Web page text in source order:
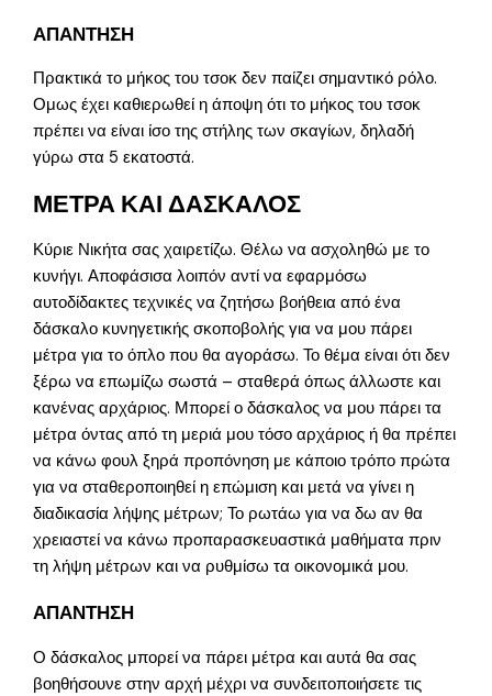
ΑΠΑΝΤΗΣΗ
Πρακτικά το μήκος του τσοκ δεν παίζει σημαντικό ρόλο.
Ομως έχει καθιερωθεί η άποψη ότι το μήκος του τσοκ
πρέπει να είναι ίσο της στήλης των σκαγίων, δηλαδή
γύρω στα 5 εκατοστά.
ΜΕΤΡΑ ΚΑΙ ΔΑΣΚΑΛΟΣ
Κύριε Νικήτα σας χαιρετίζω. Θέλω να ασχοληθώ με το
κυνήγι. Αποφάσισα λοιπόν αντί να εφαρμόσω
αυτοδίδακτες τεχνικές να ζητήσω βοήθεια από ένα
δάσκαλο κυνηγετικής σκοποβολής για να μου πάρει
μέτρα για το όπλο που θα αγοράσω. Το θέμα είναι ότι δεν
ξέρω να επωμίζω σωστά – σταθερά όπως άλλωστε και
κανένας αρχάριος. Μπορεί ο δάσκαλος να μου πάρει τα
μέτρα όντας από τη μεριά μου τόσο αρχάριος ή θα πρέπει
να κάνω φουλ ξηρά προπόνηση με κάποιο τρόπο πρώτα
για να σταθεροποιηθεί η επώμιση και μετά να γίνει η
διαδικασία λήψης μέτρων; Το ρωτάω για να δω αν θα
χρειαστεί να κάνω προπαρασκευαστικά μαθήματα πριν
τη λήψη μέτρων και να ρυθμίσω τα οικονομικά μου.
ΑΠΑΝΤΗΣΗ
Ο δάσκαλος μπορεί να πάρει μέτρα και αυτά θα σας
βοηθήσουνε στην αρχή μέχρι να συνδειτοποιήσετε τις